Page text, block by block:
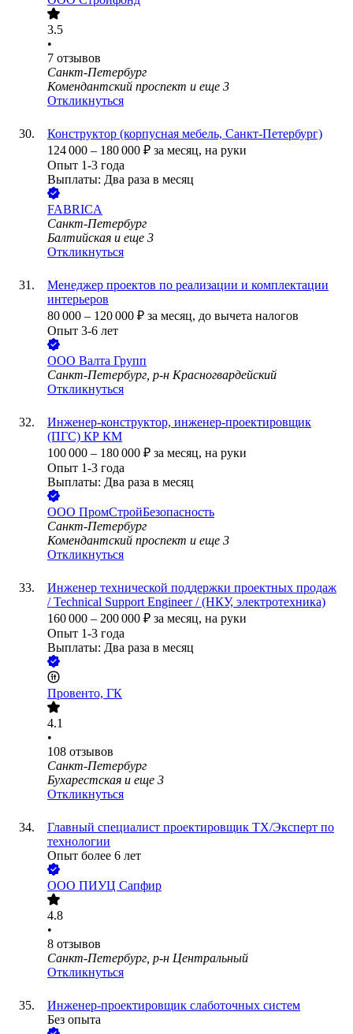
3.5
•
7 отзывов
Санкт-Петербург
Комендантский проспект и еще 3
Откликнуться
Конструктор (корпусная мебель, Санкт-Петербург)
124 000 – 180 000 ₽ за месяц, на руки
Опыт 1-3 года
Выплаты: Два раза в месяц
FABRICA
Санкт-Петербург
Балтийская и еще 3
Откликнуться
Менеджер проектов по реализации и комплектации
интерьеров
80 000 – 120 000 ₽ за месяц, до вычета налогов
Опыт 3-6 лет
ООО Валта Групп
Санкт-Петербург, р-н Красногвардейский
Откликнуться
Инженер-конструктор, инженер-проектировщик
(ПГС) КР КМ
100 000 – 180 000 ₽ за месяц, на руки
Опыт 1-3 года
Выплаты: Два раза в месяц
ООО ПромСтройБезопасность
Санкт-Петербург
Комендантский проспект и еще 3
Откликнуться
Инженер технической поддержки проектных продаж
/ Technical Support Engineer / (НКУ, электротехника)
160 000 – 200 000 ₽ за месяц, на руки
Опыт 1-3 года
Выплаты: Два раза в месяц
Провенто, ГК
4.1
•
108 отзывов
Санкт-Петербург
Бухарестская и еще 3
Откликнуться
Главный специалист проектировщик ТХ/Эксперт по
технологии
Опыт более 6 лет
ООО ПИУЦ Сапфир
4.8
•
8 отзывов
Санкт-Петербург, р-н Центральный
Откликнуться
Инженер-проектировщик слаботочных систем
Без опыта